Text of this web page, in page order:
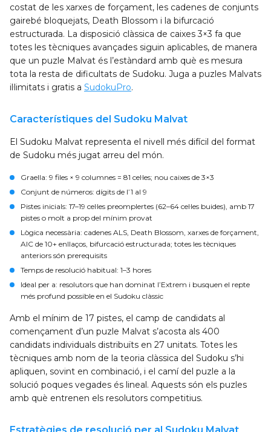
costat de les xarxes de forçament, les cadenes de conjunts
gairebé bloquejats, Death Blossom i la bifurcació
estructurada. La disposició clàssica de caixes 3×3 fa que
totes les tècniques avançades siguin aplicables, de manera
que un puzle Malvat és l’estàndard amb què es mesura
tota la resta de dificultats de Sudoku. Juga a puzles Malvats
il·limitats i gratis a SudokuPro.
Característiques del Sudoku Malvat
El Sudoku Malvat representa el nivell més difícil del format
de Sudoku més jugat arreu del món.
Graella: 9 files × 9 columnes = 81 cel·les; nou caixes de 3×3
Conjunt de números: dígits de l’1 al 9
Pistes inicials: 17–19 cel·les preomplertes (62–64 cel·les buides), amb 17
pistes o molt a prop del mínim provat
Lògica necessària: cadenes ALS, Death Blossom, xarxes de forçament,
AIC de 10+ enllaços, bifurcació estructurada; totes les tècniques
anteriors són prerequisits
Temps de resolució habitual: 1–3 hores
Ideal per a: resolutors que han dominat l’Extrem i busquen el repte
més profund possible en el Sudoku clàssic
Amb el mínim de 17 pistes, el camp de candidats al
començament d’un puzle Malvat s’acosta als 400
candidats individuals distribuïts en 27 unitats. Totes les
tècniques amb nom de la teoria clàssica del Sudoku s’hi
apliquen, sovint en combinació, i el camí del puzle a la
solució poques vegades és lineal. Aquests són els puzles
amb què entrenen els resolutors competitius.